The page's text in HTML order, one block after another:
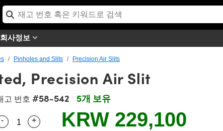
회사정보
Pinholes and Slits Precision Air Slits
Precision Air Slit
고 번호 #58-542 5개 보유
Selector
- Use the plus and minus buttons to adjust the quantity.
+ KRW 229,100